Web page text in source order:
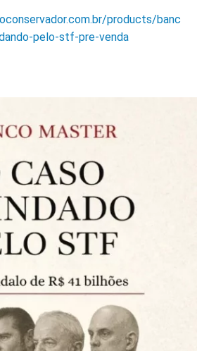
products/banc
pelo-stf-pre-venda